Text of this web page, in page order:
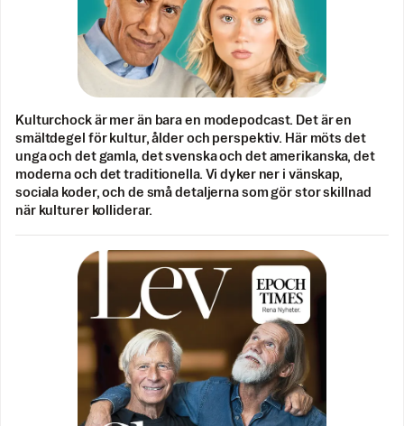
Kulturchock är mer än bara en modepodcast. Det är en
smältdegel för kultur, ålder och perspektiv. Här möts det
unga och det gamla, det svenska och det amerikanska, det
moderna och det traditionella. Vi dyker ner i vänskap,
sociala koder, och de små detaljerna som gör stor skillnad
när kulturer kolliderar.